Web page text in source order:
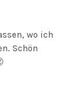
wo ich
Schön